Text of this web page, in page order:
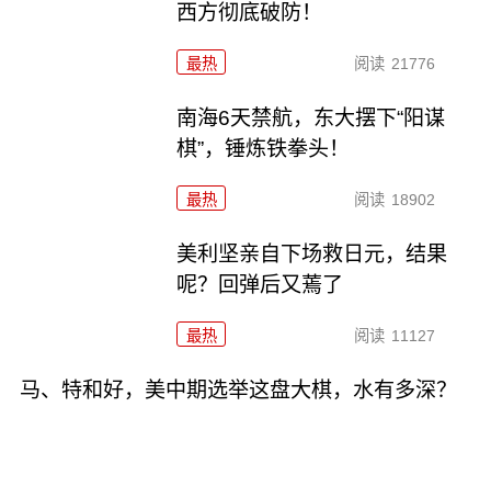
西方彻底破防！
最热 阅读 21776
南海6天禁航，东大摆下“阳谋
棋”，锤炼铁拳头！
最热 阅读 18902
美利坚亲自下场救日元，结果
呢？回弹后又蔫了
最热 阅读 11127
马、特和好，美中期选举这盘大棋，水有多深？